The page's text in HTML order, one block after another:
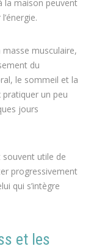
la maison peuvent
masse musculaire,
du
le sommeil et la
un peu
jours
souvent utile de
progressivement
qui s’intègre
et les